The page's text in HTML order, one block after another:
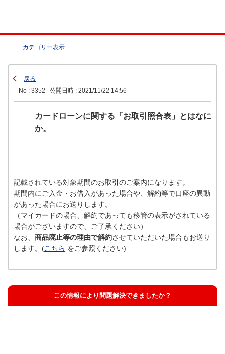
カテゴリー表示
戻る
No : 3352
公開日時 : 2021/11/22 14:56
カードローンに関する「お取引照合表」とはなに
か。
記載されている対象期間のお取引のご案内になります。
期間内にご入金・お借入があった場合や、解約等で口座の異動
があった場合にお送りします。
（マイカードの場合、解約であっても移管の表示がされている
場合がございますので、ご了承ください）
なお、 商品廃止等の理由で解約させていただいた場合もお送り
します。(こちら をご参照ください)
この情報により問題解決できましたか？